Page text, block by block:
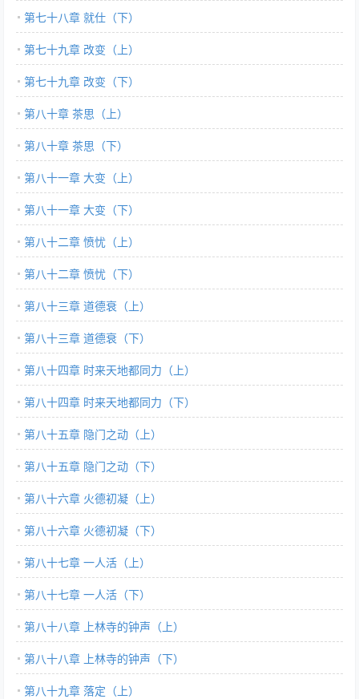
第七十八章 就仕（下）
第七十九章 改变（上）
第七十九章 改变（下）
第八十章 茶思（上）
第八十章 茶思（下）
第八十一章 大变（上）
第八十一章 大变（下）
第八十二章 愤忧（上）
第八十二章 愤忧（下）
第八十三章 道德衰（上）
第八十三章 道德衰（下）
第八十四章 时来天地都同力（上）
第八十四章 时来天地都同力（下）
第八十五章 隐门之动（上）
第八十五章 隐门之动（下）
第八十六章 火德初凝（上）
第八十六章 火德初凝（下）
第八十七章 一人活（上）
第八十七章 一人活（下）
第八十八章 上林寺的钟声（上）
第八十八章 上林寺的钟声（下）
第八十九章 落定（上）